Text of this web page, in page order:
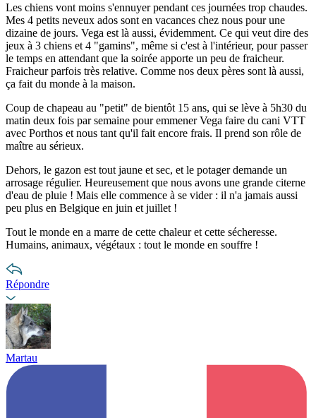
Les chiens vont moins s'ennuyer pendant ces journées trop chaudes.
Mes 4 petits neveux ados sont en vacances chez nous pour une
dizaine de jours. Vega est là aussi, évidemment. Ce qui veut dire des
jeux à 3 chiens et 4 "gamins", même si c'est à l'intérieur, pour passer
le temps en attendant que la soirée apporte un peu de fraicheur.
Fraicheur parfois très relative. Comme nos deux pères sont là aussi,
ça fait du monde à la maison.
Coup de chapeau au "petit" de bientôt 15 ans, qui se lève à 5h30 du
matin deux fois par semaine pour emmener Vega faire du cani VTT
avec Porthos et nous tant qu'il fait encore frais. Il prend son rôle de
maître au sérieux.
Dehors, le gazon est tout jaune et sec, et le potager demande un
arrosage régulier. Heureusement que nous avons une grande citerne
d'eau de pluie ! Mais elle commence à se vider : il n'a jamais aussi
peu plus en Belgique en juin et juillet !
Tout le monde en a marre de cette chaleur et cette sécheresse.
Humains, animaux, végétaux : tout le monde en souffre !
Répondre
Martau